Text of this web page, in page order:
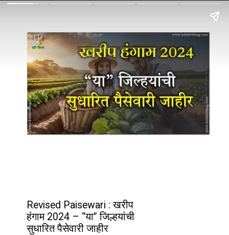
Revised Paisewari : खरीप
हंगाम 2024 – “या” जिल्हयांची
सुधारित पैसेवारी जाहीर